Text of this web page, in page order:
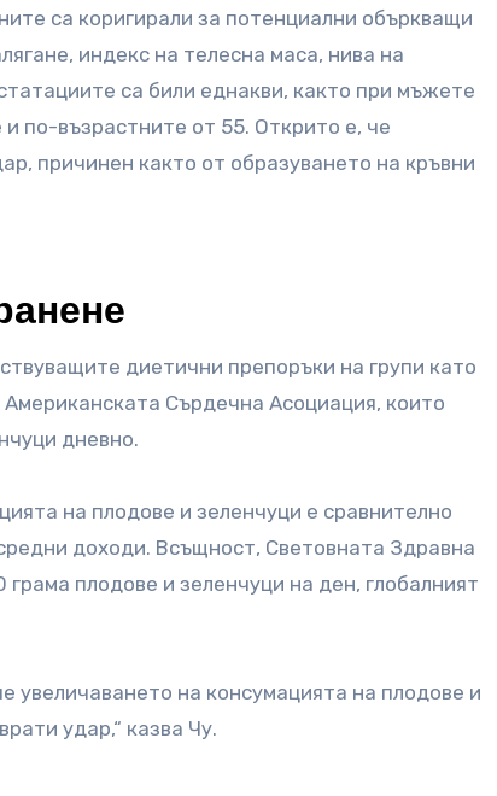
са коригирали за потенциални объркващи
индекс на телесна маса, нива на
са били еднакви, както при мъжете
по-възрастните от 55. Открито е, че
причинен както от образуването на кръвни
диетични препоръки на групи като
Сърдечна Асоциация, които
дневно.
на плодове и зеленчуци е сравнително
доходи. Всъщност, Световната Здравна
плодове и зеленчуци на ден, глобалният
увеличаването на консумацията на плодове и
удар,“ казва Чу.